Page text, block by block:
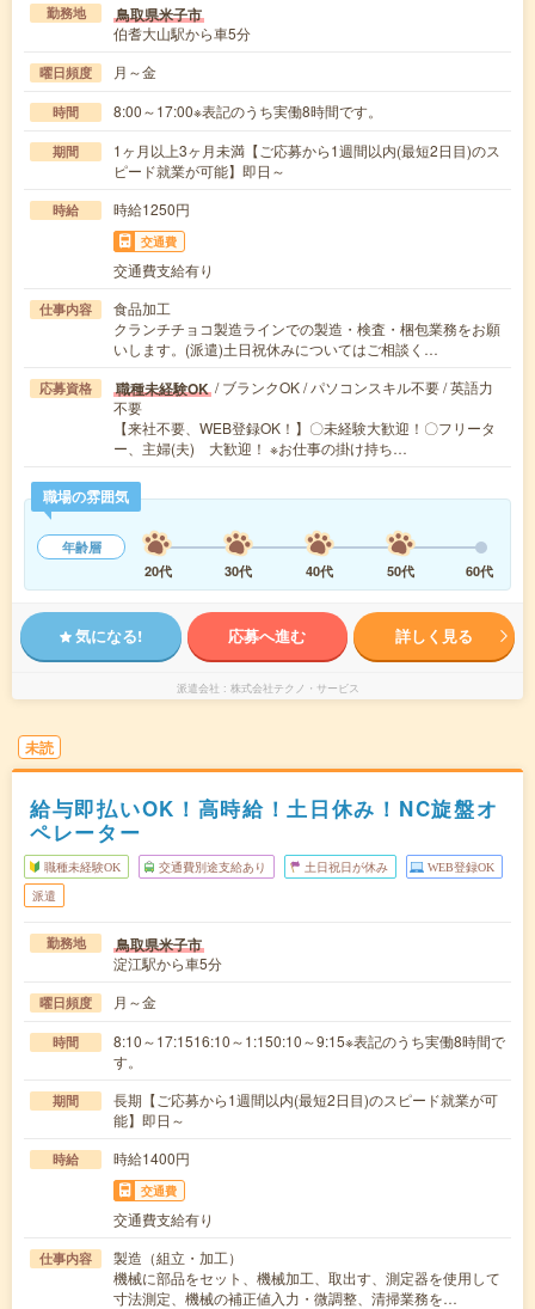
勤務地 鳥取県米子市
伯耆大山駅から車5分
曜日頻度 月～金
時間 8:00～17:00※表記のうち実働8時間です。
期間
1ヶ月以上3ヶ月未満【ご応募から1週間以内(最短2日目)のス
ピード就業が可能】即日～
時給 時給1250円
交通費
交通費支給有り
仕事内容
食品加工
クランチチョコ製造ラインでの製造・検査・梱包業務をお願
いします。(派遣)土日祝休みについてはご相談く…
応募資格 職種未経験OK / ブランクOK / パソコンスキル不要 / 英語力
不要
【来社不要、WEB登録OK！】〇未経験大歓迎！〇フリータ
ー、主婦(夫) 大歓迎！ ※お仕事の掛け持ち…
職場の雰囲気
年齢層
20代
30代 40代 50代 60代
気になる! 応募へ進む 詳しく見る
派遣会社 株式会社テクノ・サービス
未読
給与即払いOK！高時給！土日休み！NC旋盤オ
ペレーター
職種未経験OK 交通費別途支給あり 土日祝日が休み WEB登録OK
派遣
勤務地 鳥取県米子市
淀江駅から車5分
曜日頻度 月～金
時間
8:10～17:1516:10～1:150:10～9:15※表記のうち実働8時間で
す。
期間
長期【ご応募から1週間以内(最短2日目)のスピード就業が可
能】即日～
時給 時給1400円
交通費
交通費支給有り
仕事内容
製造（組立・加工）
機械に部品をセット、機械加工、取出す、測定器を使用して
寸法測定、機械の補正値入力・微調整、清掃業務を…